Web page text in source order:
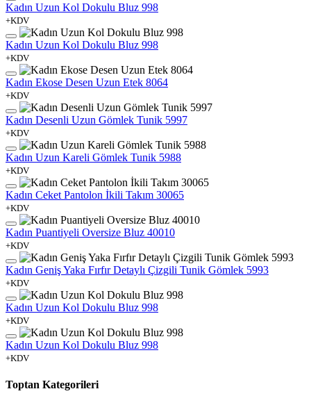
Kadın Uzun Kol Dokulu Bluz 998
+KDV
Kadın Uzun Kol Dokulu Bluz 998
+KDV
Kadın Ekose Desen Uzun Etek 8064
+KDV
Kadın Desenli Uzun Gömlek Tunik 5997
+KDV
Kadın Uzun Kareli Gömlek Tunik 5988
+KDV
Kadın Ceket Pantolon İkili Takım 30065
+KDV
Kadın Puantiyeli Oversize Bluz 40010
+KDV
Kadın Geniş Yaka Fırfır Detaylı Çizgili Tunik Gömlek 5993
+KDV
Kadın Uzun Kol Dokulu Bluz 998
+KDV
Kadın Uzun Kol Dokulu Bluz 998
+KDV
Toptan Kategorileri